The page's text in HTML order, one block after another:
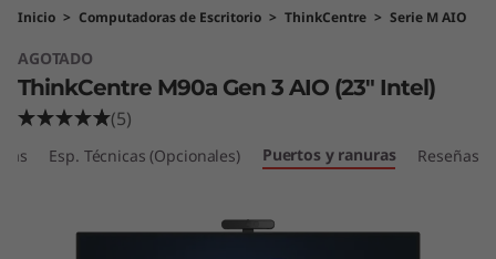
C
e
n
Inicio > Computadoras de Escritorio > ThinkCentre > Serie M AIO
AGOTADO
ThinkCentre M90a Gen 3 AIO (23" Intel)
(5)
Esp. Técnicas (Opcionales) Puertos y ranuras Reseñas